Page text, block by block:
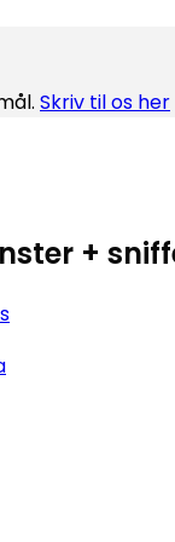
Skriv til os her
+